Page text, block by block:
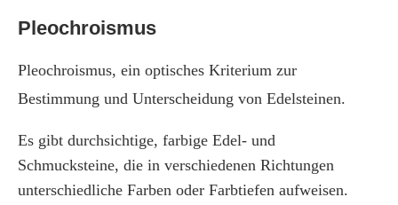
Pleochroismus
Pleochroismus, ein optisches Kriterium zur
Bestimmung und Unterscheidung von Edelsteinen.
Es gibt durchsichtige, farbige Edel- und
Schmucksteine, die in verschiedenen Richtungen
unterschiedliche Farben oder Farbtiefen aufweisen.